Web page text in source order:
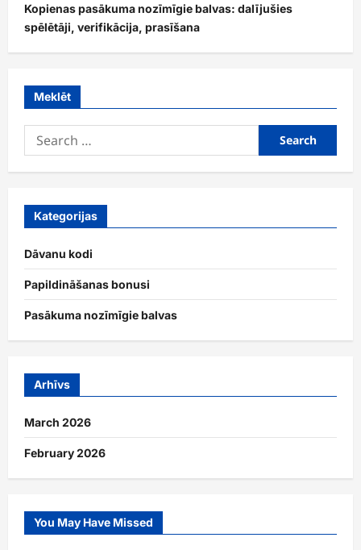
Kopienas pasākuma nozīmīgie balvas: dalījušies
spēlētāji, verifikācija, prasīšana
Meklēt
Search
for:
Kategorijas
Dāvanu kodi
Papildināšanas bonusi
Pasākuma nozīmīgie balvas
Arhīvs
March 2026
February 2026
You May Have Missed